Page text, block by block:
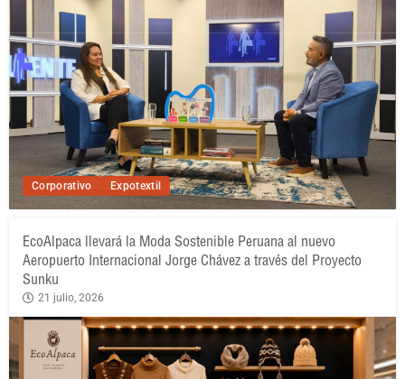
Corporativo Expotextil
EcoAlpaca llevará la Moda Sostenible Peruana al nuevo
Aeropuerto Internacional Jorge Chávez a través del Proyecto
Sunku
21 julio, 2026